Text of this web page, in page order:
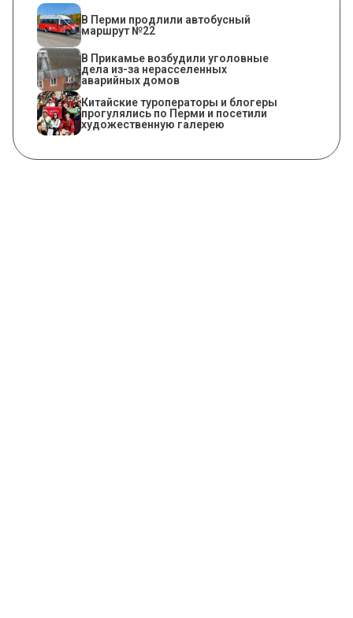
В Перми продлили автобусный
маршрут №22
В Прикамье возбудили уголовные
дела из-за нерасселенных
аварийных домов
Китайские туроператоры и блогеры
прогулялись по Перми и посетили
художественную галерею